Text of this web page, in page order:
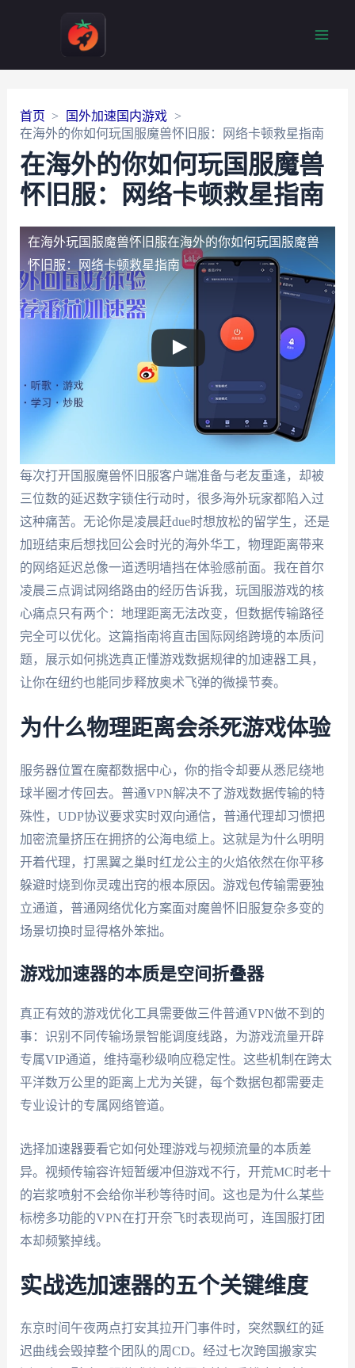
首页
国外加速国内游戏
在海外的你如何玩国服魔兽怀旧服：网络卡顿救星指南
在海外的你如何玩国服魔兽
怀旧服：网络卡顿救星指南
在海外玩国服魔兽怀旧服在海外的你如何玩国服魔兽
怀旧服：网络卡顿救星指南
每次打开国服魔兽怀旧服客户端准备与老友重逢，却被
三位数的延迟数字锁住行动时，很多海外玩家都陷入过
这种痛苦。无论你是凌晨赶due时想放松的留学生，还是
加班结束后想找回公会时光的海外华工，物理距离带来
的网络延迟总像一道透明墙挡在体验感前面。我在首尔
凌晨三点调试网络路由的经历告诉我，玩国服游戏的核
心痛点只有两个：地理距离无法改变，但数据传输路径
完全可以优化。这篇指南将直击国际网络跨境的本质问
题，展示如何挑选真正懂游戏数据规律的加速器工具，
让你在纽约也能同步释放奥术飞弹的微操节奏。
为什么物理距离会杀死游戏体验
服务器位置在魔都数据中心，你的指令却要从悉尼绕地
球半圈才传回去。普通VPN解决不了游戏数据传输的特
殊性，UDP协议要求实时双向通信，普通代理却习惯把
加密流量挤压在拥挤的公海电缆上。这就是为什么明明
开着代理，打黑翼之巢时红龙公主的火焰依然在你平移
躲避时烧到你灵魂出窍的根本原因。游戏包传输需要独
立通道，普通网络优化方案面对魔兽怀旧服复杂多变的
场景切换时显得格外笨拙。
游戏加速器的本质是空间折叠器
真正有效的游戏优化工具需要做三件普通VPN做不到的
事：识别不同传输场景智能调度线路，为游戏流量开辟
专属VIP通道，维持毫秒级响应稳定性。这些机制在跨太
平洋数万公里的距离上尤为关键，每个数据包都需要走
专业设计的专属网络管道。
选择加速器要看它如何处理游戏与视频流量的本质差
异。视频传输容许短暂缓冲但游戏不行，开荒MC时老十
的岩浆喷射不会给你半秒等待时间。这也是为什么某些
标榜多功能的VPN在打开奈飞时表现尚可，连国服打团
本却频繁掉线。
实战选加速器的五个关键维度
东京时间午夜两点打安其拉开门事件时，突然飘红的延
迟曲线会毁掉整个团队的周CD。经过七次跨国搬家实